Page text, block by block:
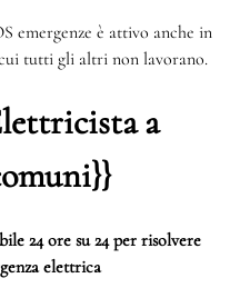
emergenze è attivo anche in
tutti gli altri non lavorano.
a
24 ore su 24 per risolvere
elettrica